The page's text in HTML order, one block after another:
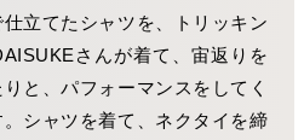
仕立てたシャツを、トリッキン
さんが着て、宙返りを
と、パフォーマンスをしてく
シャツを着て、ネクタイを締